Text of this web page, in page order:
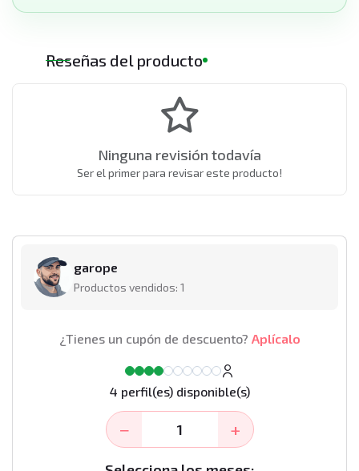
Reseñas del producto
Ninguna revisión todavía
Ser el primer para revisar este producto!
garope
Productos vendidos: 1
¿Tienes un cupón de descuento? Aplícalo
4 perfil(es) disponible(s)
− +